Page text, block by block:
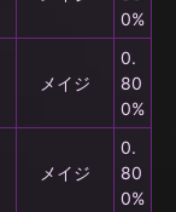
0%
メイジ
0.
80
0%
メイジ
0.
80
0%